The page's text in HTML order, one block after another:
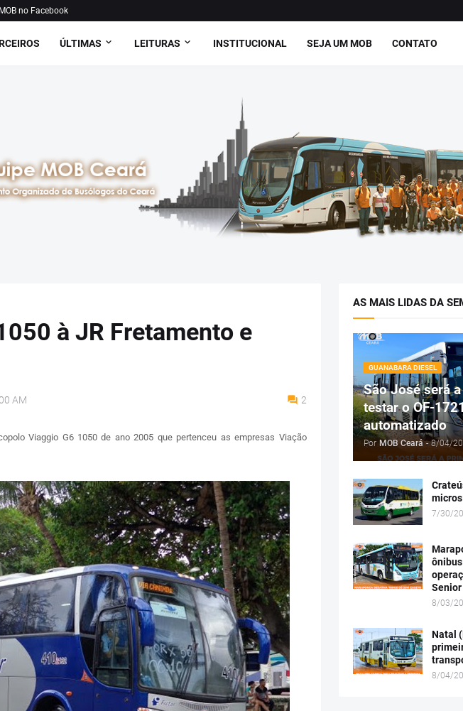
MOB no Facebook
ÚLTIMAS LEITURAS INSTITUCIONAL SEJA UM MOB CONTATO
à JR Fretamento e
AM 2
Viaggio G6 1050 de ano 2005 que pertenceu as empresas Viação
AS MAIS LIDAS DA
GUANABARA DIESEL
São José será
testar o OF-
automatizado
Por MOB Ceará - 8/04/
micros
7/30/
8/03/
Natal
8/04/